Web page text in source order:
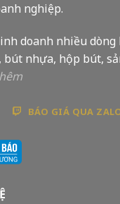
nghiệp.
doanh nhiều
nhựa, hộp bút,
BÁO GIÁ QUA